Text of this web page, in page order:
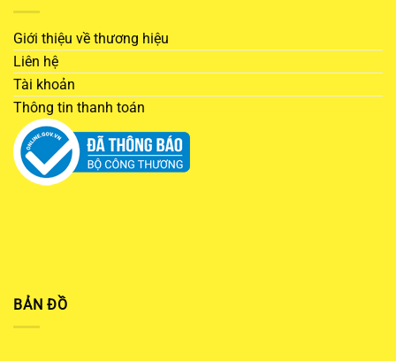
Giới thiệu về thương hiệu
Liên hệ
Tài khoản
Thông tin thanh toán
BẢN ĐỒ